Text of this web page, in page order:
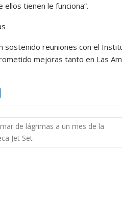
ellos tienen le funciona”.
sostenido reuniones con el
mejoras tanto en Las
de lágrimas a un mes de la
Jet Set